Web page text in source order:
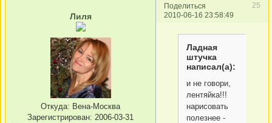
Поделиться
25
2010-06-16 23:58:49
Лиля
Откуда: Вена-Москва
Зарегистрирован: 2006-03-31
Ладная
штучка
написал(а):
и не говори,
лентяйка!!!
нарисовать
полезнее -